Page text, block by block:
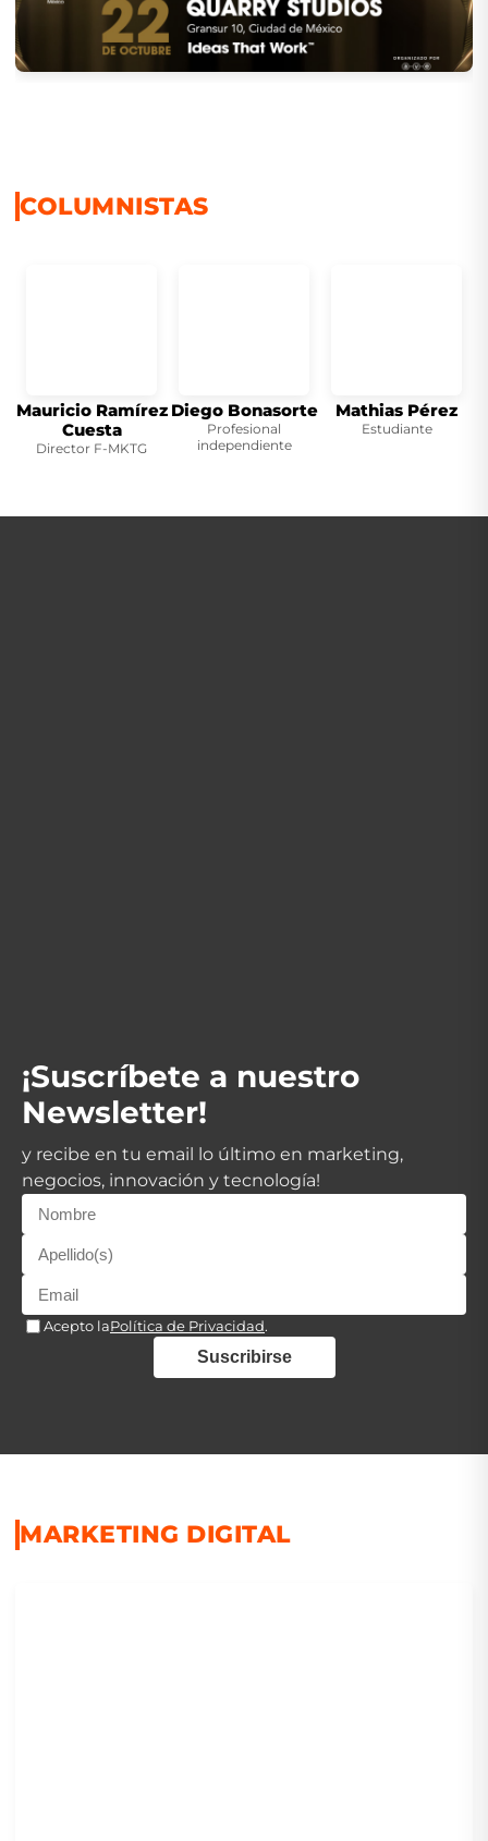
COLUMNISTAS
Mauricio Ramírez
Cuesta
Director F-MKTG
Diego Bonasorte
Profesional
independiente
Mathias Pérez
Estudiante
¡Suscríbete a nuestro
Newsletter!
y recibe en tu email lo último en marketing,
negocios, innovación y tecnología!
Acepto laPolítica de Privacidad.
Suscribirse
MARKETING DIGITAL